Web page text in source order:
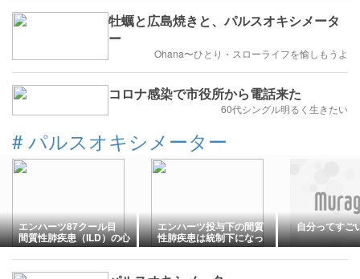
牡蠣と広島焼きと、パルスオキシメータ
ー
Ohana〜ひとり・スローライフを愉しもうよ
コロナ感染で市役所から電話来た
60代シングル明るく生きたい
# パルスオキシメーター
エンハーツ87クール目
間質性肺疾患（ILD）の心
配事
エンハーツ投与下の間質
性肺疾患は統制下になっ
たみたい？
自分ってすご